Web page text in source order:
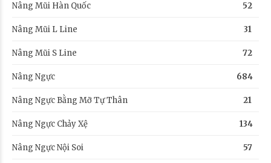
Nâng Mũi Hàn Quốc 52
Nâng Mũi L Line 31
Nâng Mũi S Line 72
Nâng Ngực 684
Nâng Ngực Bằng Mỡ Tự Thân 21
Nâng Ngực Chảy Xệ 134
Nâng Ngực Nội Soi 57